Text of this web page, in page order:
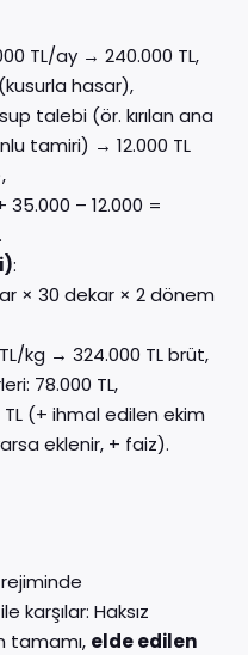
TL/ay → 240.000 TL,
hasar),
talebi (ör. kırılan ana
tamiri) → 12.000 TL
35.000 – 12.000 =
:
× 30 dekar × 2 dönem
kg → 324.000 TL brüt,
78.000 TL,
TL (+ ihmal edilen ekim
eklenir, + faiz).
ile karşılar: Haksız
tamamı, elde edilen